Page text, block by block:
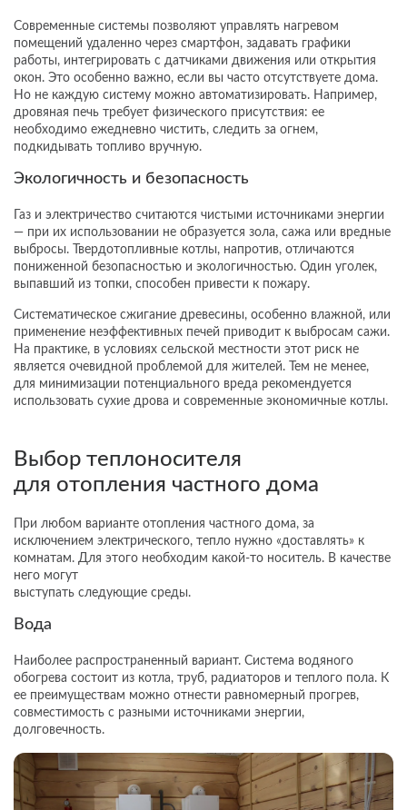
Современные системы позволяют управлять нагревом
помещений удаленно через смартфон, задавать графики
работы, интегрировать с датчиками движения или открытия
окон. Это особенно важно, если вы часто отсутствуете дома.
Но не каждую систему можно автоматизировать. Например,
дровяная печь требует физического присутствия: ее
необходимо ежедневно чистить, следить за огнем,
подкидывать топливо вручную.
Экологичность и безопасность
Газ и электричество считаются чистыми источниками энергии
— при их использовании не образуется зола, сажа или вредные
выбросы. Твердотопливные котлы, напротив, отличаются
пониженной безопасностью и экологичностью. Один уголек,
выпавший из топки, способен привести к пожару.
Систематическое сжигание древесины, особенно влажной, или
применение неэффективных печей приводит к выбросам сажи.
На практике, в условиях сельской местности этот риск не
является очевидной проблемой для жителей. Тем не менее,
для минимизации потенциального вреда рекомендуется
использовать сухие дрова и современные экономичные котлы.
Выбор теплоносителя
для отопления частного дома
При любом варианте отопления частного дома, за
исключением электрического, тепло нужно «доставлять» к
комнатам. Для этого необходим какой-то носитель. В качестве
него могут
выступать следующие среды.
Вода
Наиболее распространенный вариант. Система водяного
обогрева состоит из котла, труб, радиаторов и теплого пола. К
ее преимуществам можно отнести равномерный прогрев,
совместимость с разными источниками энергии,
долговечность.